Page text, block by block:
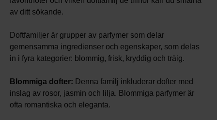
av ditt sökande.
Doftfamiljer är grupper av parfymer som delar
gemensamma ingredienser och egenskaper, som delas
in i fyra kategorier: blommig, frisk, kryddig och träig.
Blommiga dofter: Denna familj inkluderar dofter med
inslag av rosor, jasmin och lilja. Blommiga parfymer är
ofta romantiska och eleganta.